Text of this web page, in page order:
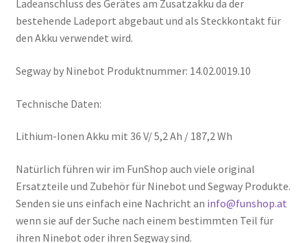
Ladeanschluss des Gerätes am Zusatzakku da der
bestehende Ladeport abgebaut und als Steckkontakt für
den Akku verwendet wird.
Segway by Ninebot Produktnummer: 14.02.0019.10
Technische Daten:
Lithium-Ionen Akku mit 36 V/ 5,2 Ah / 187,2 Wh
Natürlich führen wir im FunShop auch viele original
Ersatzteile und Zubehör für Ninebot und Segway Produkte.
Senden sie uns einfach eine Nachricht an info@funshop.at
wenn sie auf der Suche nach einem bestimmten Teil für
ihren Ninebot oder ihren Segway sind.